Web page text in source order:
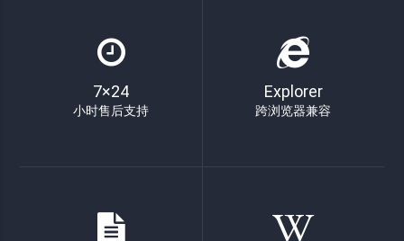
7×24
小时售后支持
Explorer
跨浏览器兼容